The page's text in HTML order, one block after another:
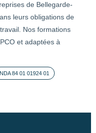
de Bellegarde-
leurs obligations de
Nos formations
et adaptées à
NDA 84 01 01924 01